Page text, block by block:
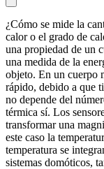
¿Cómo se mide la
calor o el grado de
una propiedad de un
una medida de la
objeto. En un cuerpo
rápido, debido a que
no depende del
térmica sí. Los
transformar una
este caso la
temperatura se
sistemas domóticos,